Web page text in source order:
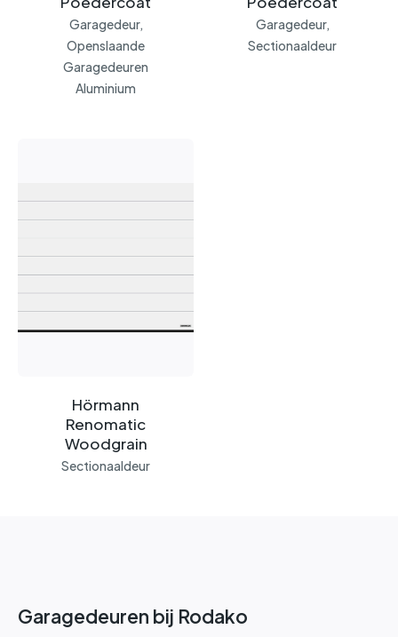
Garagedeur,
Openslaande
Garagedeuren
Aluminium
Garagedeur,
Sectionaaldeur
Hörmann
Renomatic
Woodgrain
Sectionaaldeur
Garagedeuren bij Rodako